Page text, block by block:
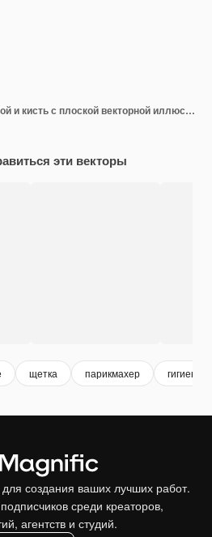
Полотенце для ванной и кисть с плоской векторной иллюстрацией Бежевые свернутые полотенца и оранжевая расческа
эти векторы
щетка парикмахер гигиена
создания ваших лучших работ.
среди креаторов,
агентств и студий.